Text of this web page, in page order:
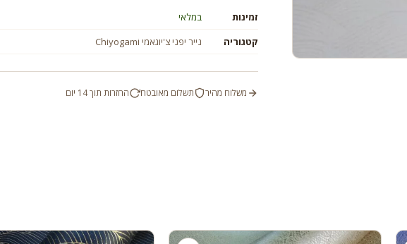
זמינות
במלאי
קטגוריה
נייר יפני צ'יוגאמי Chiyogami
משלוח מהיר תשלום מאובטח החזרות תוך 14 יום